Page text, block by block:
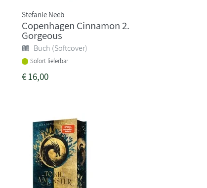
Stefanie Neeb
Copenhagen Cinnamon 2.
Gorgeous
Buch (Softcover)
Sofort lieferbar
€16,00